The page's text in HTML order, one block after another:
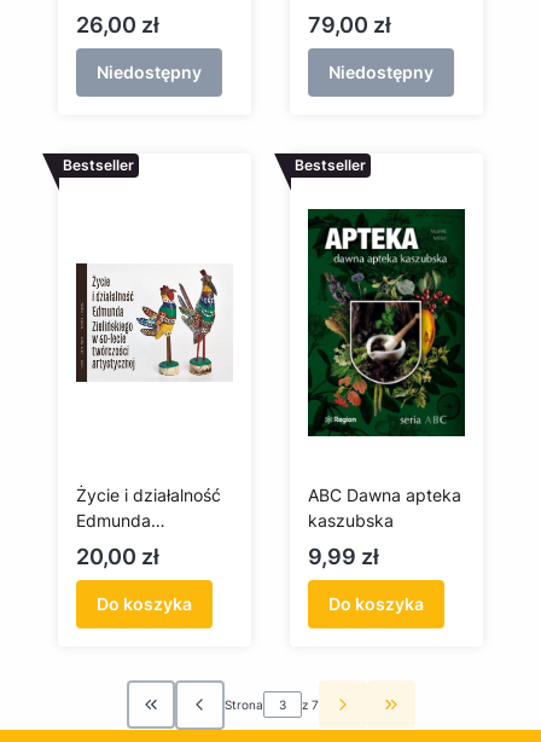
i formy cukiernicze
Cena
26,00 zł
Niedostępny
Pomorza + bukiet
Cena
79,00 zł
Niedostępny
Bestseller
Życie i działalność
Edmunda
Zielińskiego w 60-
lecie twórczości
artystycznej
Cena
20,00 zł
Do koszyka
Bestseller
ABC Dawna apteka
kaszubska
Cena
9,99 zł
Do koszyka
Wróć do pierwszej strony z produktami
Strona z 7 Przejdź do